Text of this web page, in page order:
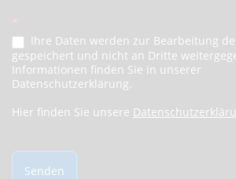
*
Ihre Daten werden zur Bearbeitung
gespeichert und nicht an Dritte
Informationen finden Sie in unserer
Datenschutzerklärung.
Hier finden Sie unsere
Senden